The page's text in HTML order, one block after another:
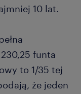
10 lat.
funta
to 1/35 tej
że jeden